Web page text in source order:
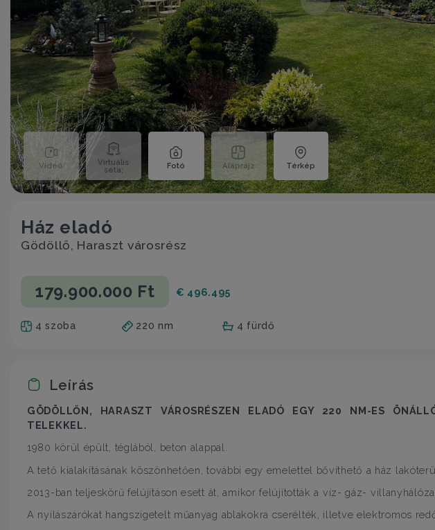
Videó Virtuális
séta; Fotó Alaprajz Térkép
Ház eladó
Gödöllő, Haraszt városrész
179.900.000 Ft € 496.495
4 szoba 220 nm 4 fürdő
Leírás
GÖDÖLLŐN, HARASZT VÁROSRÉSZEN ELADÓ EGY 220 NM-ES
TELEKKEL.
1980 körül épült, téglából, beton alappal.
A tető kialakításának köszönhetően, további egy emelettel bővíthető a ház
2013-ban teljeskörű felújításon esett át, amikor felújították a víz- gáz-
A nyílászárókat hangszigetelt műanyag ablakokra cserélték, illetve elektromos